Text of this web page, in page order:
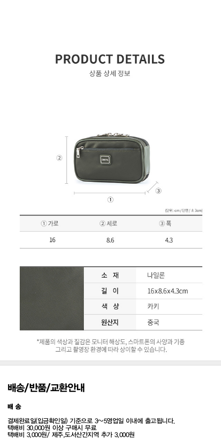
배송/반품/교환안내
배 송
결제완료일(입금확인일) 기준으로 3~5영업일 이내에 출고됩니다.
택배비 30,000원 이상 구매시 무료
택배비 3,000원/ 제주,도서산간지역 추가 3,000원